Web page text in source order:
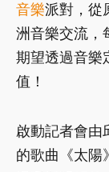
音樂派對，從
洲音樂交流，
期望透過音樂
值！
啟動記者會由
的歌曲《太陽